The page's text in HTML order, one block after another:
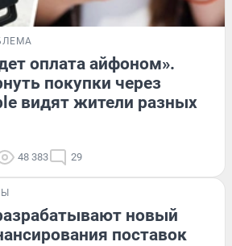
оплата айфоном».
покупки через
видят жители разных
48 383 29
новый
поставок